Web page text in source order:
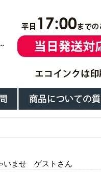
いませ ゲストさん